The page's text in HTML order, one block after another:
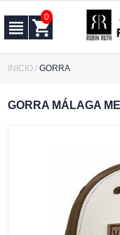
0
INICIO /GORRA
GORRA MÁLAGA